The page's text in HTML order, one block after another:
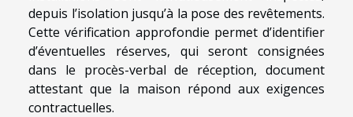
depuis l’isolation jusqu’à la pose des revêtements.
Cette vérification approfondie permet d’identifier
d’éventuelles réserves, qui seront consignées
dans le procès-verbal de réception, document
attestant que la maison répond aux exigences
contractuelles.